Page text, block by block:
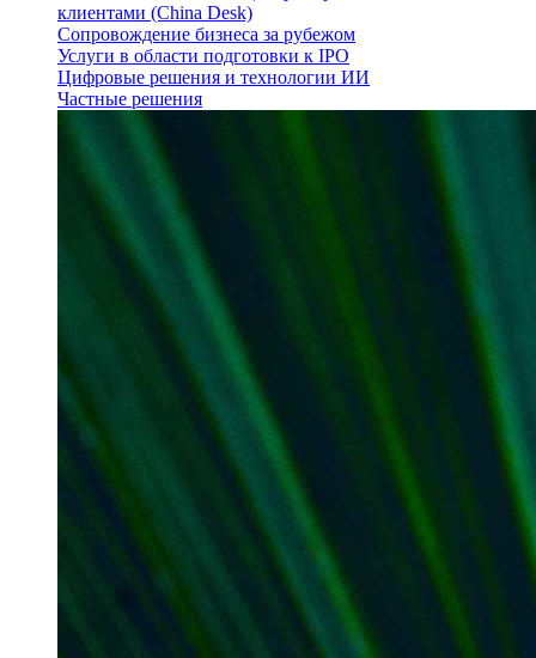
клиентами (China Desk)
Сопровождение бизнеса за рубежом
Услуги в области подготовки к IPO
Цифровые решения и технологии ИИ
Частные решения